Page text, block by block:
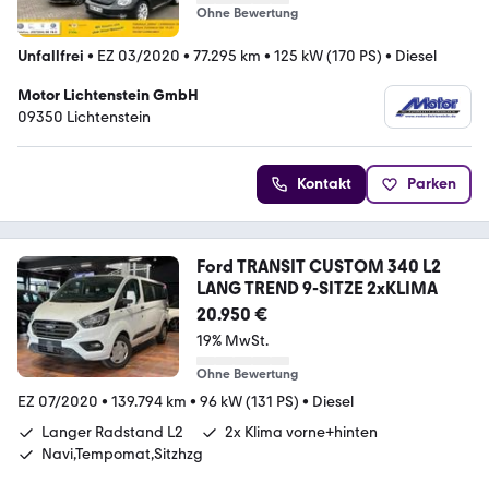
Ohne Bewertung
Unfallfrei • EZ 03/2020 • 77.295 km • 125 kW (170 PS) • Diesel
Motor Lichtenstein GmbH
09350 Lichtenstein
Kontakt Parken
Ford TRANSIT CUSTOM 340 L2
LANG TREND 9-SITZE 2xKLIMA
20.950 €
19% MwSt.
Ohne Bewertung
EZ 07/2020 • 139.794 km • 96 kW (131 PS) • Diesel
Langer Radstand L2
2x Klima vorne+hinten
Navi,Tempomat,Sitzhzg